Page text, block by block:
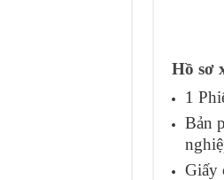
Hồ sơ
1
Bản
Giấy